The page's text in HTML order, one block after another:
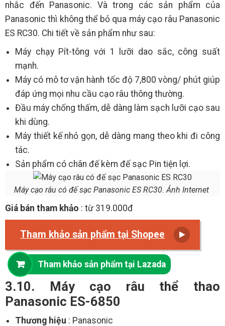
nhắc đến Panasonic. Và trong các sản phẩm của
Panasonic thì không thể bỏ qua máy cạo râu Panasonic
ES RC30. Chi tiết về sản phẩm như sau:
Máy chạy Pít-tông với 1 lưỡi dao sắc, công suất
mạnh.
Máy có mô tơ vận hành tốc độ 7,800 vòng/ phút giúp
đáp ứng mọi nhu cầu cạo râu thông thường.
Đầu máy chống thấm, dễ dàng làm sạch lưỡi cạo sau
khi dùng.
Máy thiết kế nhỏ gọn, dễ dàng mang theo khi đi công
tác.
Sản phẩm có chân đế kèm đế sạc Pin tiện lợi.
Máy cạo râu có đế sạc Panasonic ES RC30. Ảnh Internet
Giá bán tham khảo : từ 319.000đ
Tham khảo sản phẩm tại Shopee
Tham khảo sản phẩm tại Lazada
3.10. Máy cạo râu thể thao
Panasonic ES-6850
Thương hiệu : Panasonic